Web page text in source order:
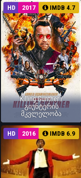
HD 2017 IMDB 4.7
Killing Gunther /
გიუნტერის
მკვლელობა
HD 2016 IMDB 6.9